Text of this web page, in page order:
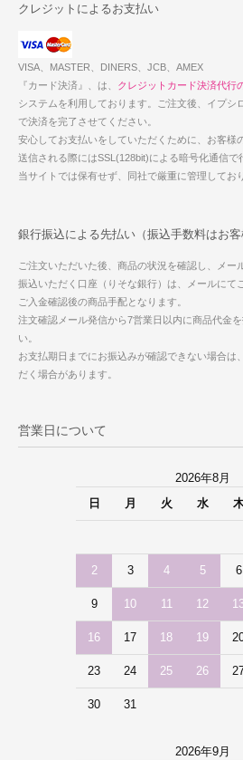
クレジットによるお支払い
VISA、MASTER、DINERS、JCB、AMEX
『カード決済』、は、 クレジットカード決済代行
システムを利用しております。ご注文後、イプシ
で決済を完了させてください。
安心してお支払いをしていただくために、お客様
送信される際にはSSL(128bit)による暗号化通信
当サイトでは保有せず、同社で厳重に管理してお
銀行振込による先払い（振込手数料はお客
ご注文いただいた後、商品の状況を確認し、メー
振込いただく口座（りそな銀行）は、メールにて
ご入金確認後の商品手配となります。
注文確認メール発信から7営業日以内に商品代金
い。
お支払期日までにお振込みが確認できない場合は
だく場合があります。
営業日について
2026年8月
日
月 火 水
2 3 4 5 6
9 10 11 12
16 17 18 19
23 24 25 26
30 31
2026年9月